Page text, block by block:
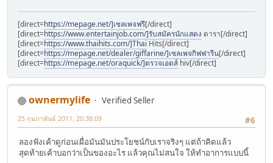
[direct=https://mepage.net/]เซลเพจฟรี[/direct]
[direct=https://www.entertainjob.com/]รับสมัครนักแสดง ดารา[/direct]
[direct=https://www.thaihits.com/]Thai Hits[/direct]
[direct=https://mepage.net/dealer/giffarine/]เซลเพจกิฟฟารีน[/direct]
[direct=https://mepage.net/oraquick/]ตรวจเอดส์ hiv[/direct]
ownermylife
Verified Seller
#6
25 กุมภาพันธ์ 2011, 20:38:09
ลองฟังเค้าดูก่อนเผื่อมันมันประโยชน์กับเราจริงๆ แต่ถ้าคิดแล้ว
สุดท้ายเค้าบอกว่าเป็นของอะไร แล้วคุณไม่สนใจ ให้ทำอาการแบบนี้